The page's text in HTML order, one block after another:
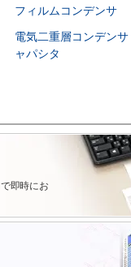
フィルムコンデンサ
電気二重層コンデン
ャパシタ
即時にお